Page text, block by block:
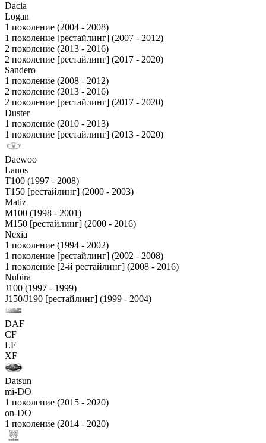
Dacia
Logan
1 поколение (2004 - 2008)
1 поколение [рестайлинг] (2007 - 2012)
2 поколение (2013 - 2016)
2 поколение [рестайлинг] (2017 - 2020)
Sandero
1 поколение (2008 - 2012)
2 поколение (2013 - 2016)
2 поколение [рестайлинг] (2017 - 2020)
Duster
1 поколение (2010 - 2013)
1 поколение [рестайлинг] (2013 - 2020)
Daewoo
Lanos
T100 (1997 - 2008)
T150 [рестайлинг] (2000 - 2003)
Matiz
M100 (1998 - 2001)
M150 [рестайлинг] (2000 - 2016)
Nexia
1 поколение (1994 - 2002)
1 поколение [рестайлинг] (2002 - 2008)
1 поколение [2-й рестайлинг] (2008 - 2016)
Nubira
J100 (1997 - 1999)
J150/J190 [рестайлинг] (1999 - 2004)
DAF
CF
LF
XF
Datsun
mi-DO
1 поколение (2015 - 2020)
on-DO
1 поколение (2014 - 2020)